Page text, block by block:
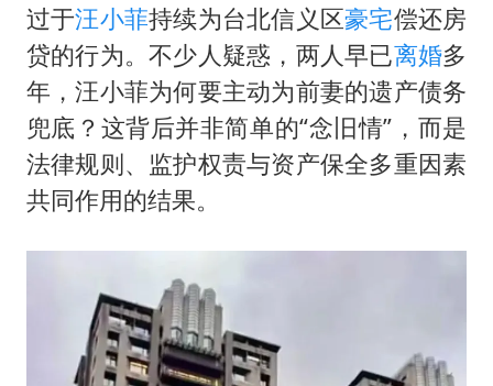
过于汪小菲持续为台北信义区豪宅偿还房
贷的行为。不少人疑惑，两人早已离婚多
年，汪小菲为何要主动为前妻的遗产债务
兜底？这背后并非简单的“念旧情”，而是
法律规则、监护权责与资产保全多重因素
共同作用的结果。